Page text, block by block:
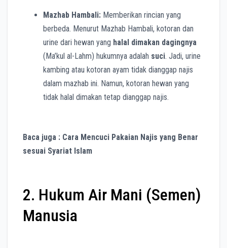
Mazhab Hambali: Memberikan rincian yang
berbeda. Menurut Mazhab Hambali, kotoran dan
urine dari hewan yang halal dimakan dagingnya
(Ma’kul al-Lahm) hukumnya adalah suci. Jadi, urine
kambing atau kotoran ayam tidak dianggap najis
dalam mazhab ini. Namun, kotoran hewan yang
tidak halal dimakan tetap dianggap najis.
Baca juga : Cara Mencuci Pakaian Najis yang Benar
sesuai Syariat Islam
2. Hukum Air Mani (Semen)
Manusia